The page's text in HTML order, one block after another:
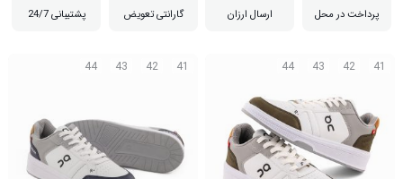
پرداخت در محل ارسال ارزان گارانتی تعویض پشتیبانی 24/7
41
42
43
44 41
42
43
44